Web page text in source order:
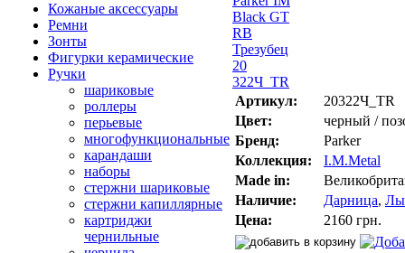
Кожаные аксессуары
Ремни
Зонты
Фигурки керамические
Ручки
шариковые
роллеры
перьевые
многофункциональные
карандаши
наборы
стержни шариковые
стержни капиллярные
картриджи
чернильные
Артикул:
20322Ч_TR
Цвет:
черный /
Бренд:
Parker
Коллекция:
I.M.Metal
Made in:
Наличие:
Дарница,
Цена:
2160 грн.